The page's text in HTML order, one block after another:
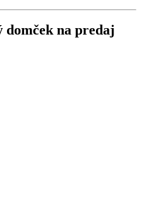
domček na predaj